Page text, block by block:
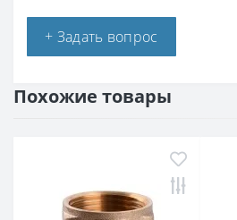
+ Задать вопрос
Похожие товары